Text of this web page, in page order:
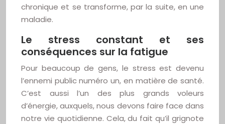
chronique et se transforme, par la suite, en une
maladie.
Le stress constant et ses
conséquences sur la fatigue
Pour beaucoup de gens, le stress est devenu
l’ennemi public numéro un, en matière de santé.
C’est aussi l’un des plus grands voleurs
d’énergie, auxquels, nous devons faire face dans
notre vie quotidienne. Cela, du fait qu’il grignote